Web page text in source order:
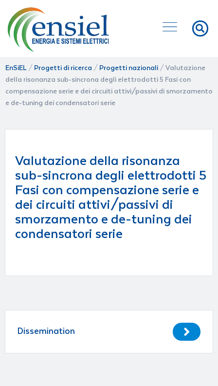
EnSiEL / Progetti di ricerca / Progetti nazionali / Valutazione
della risonanza sub-sincrona degli elettrodotti 5 Fasi con
compensazione serie e dei circuiti attivi/passivi di smorzamento
e de-tuning dei condensatori serie
Valutazione della risonanza
sub-sincrona degli elettrodotti 5
Fasi con compensazione serie e
dei circuiti attivi/passivi di
smorzamento e de-tuning dei
condensatori serie
Dissemination